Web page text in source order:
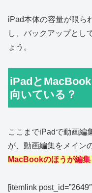
iPad本体の容量が限ら
し、バックアップとし
ょう。
iPadと
向いている？
ここまでiPadで動画編
が、動画編集をメイン
MacBookのほうが編
[itemlink